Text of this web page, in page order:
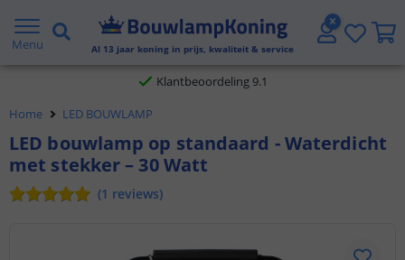
Menu Al 13 jaar koning in prijs, kwaliteit & service
Gratis verzending vanaf € 20,- NL en BE
Klantbeoordeling 9.1
Voor 23:45 uur besteld,
Home LED BOUWLAMP
LED bouwlamp op standaard - Waterdicht
met stekker – 30 Watt
(1 reviews)